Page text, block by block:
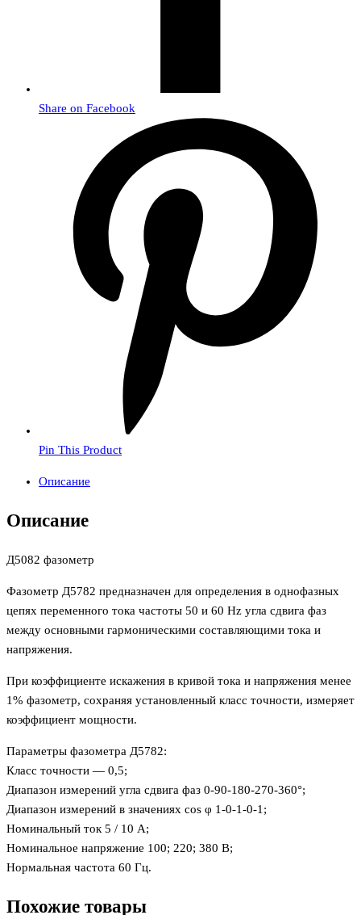
Share on Facebook
Pin This Product
Описание
Описание
Д5082 фазометр
Фазометр Д5782 предназначен для определения в однофазных
цепях переменного тока частоты 50 и 60 Hz угла сдвига фаз
между основными гармоническими составляющими тока и
напряжения.
При коэффициенте искажения в кривой тока и напряжения менее
1% фазометр, сохраняя установленный класс точности, измеряет
коэффициент мощности.
Параметры фазометра Д5782:
Класс точности — 0,5;
Диапазон измерений угла сдвига фаз 0-90-180-270-360°;
Диапазон измерений в значениях cos φ 1-0-1-0-1;
Номинальный ток 5 / 10 А;
Номинальное напряжение 100; 220; 380 В;
Нормальная частота 60 Гц.
Похожие товары